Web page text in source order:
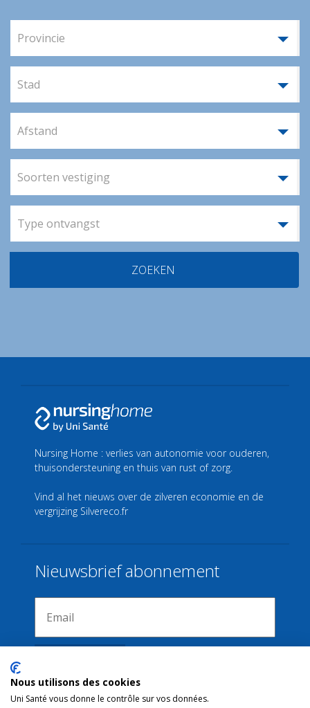
Provincie
Stad
Afstand
Soorten vestiging
Type ontvangst
ZOEKEN
Nous utilisons des cookies
Uni Santé vous donne le contrôle sur vos données.
Nursing Home : verlies van autonomie voor ouderen,
thuisondersteuning en thuis van rust of zorg.
Vind al het nieuws over de zilveren economie en de
vergrijzing Silvereco.fr
Nieuwsbrief abonnement